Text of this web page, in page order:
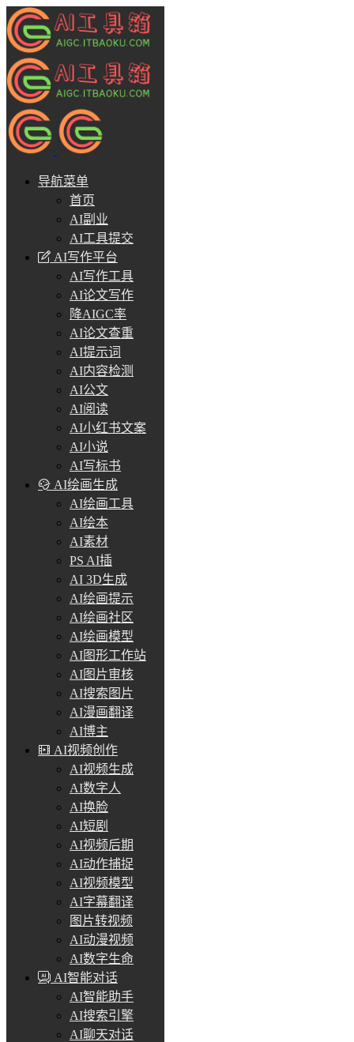
导航菜单
首页
AI副业
AI工具提交
AI写作平台
AI写作工具
AI论文写作
降AIGC率
AI论文查重
AI提示词
AI内容检测
AI公文
AI阅读
AI小红书文案
AI小说
AI写标书
AI绘画生成
AI绘画工具
AI绘本
AI素材
PS AI插
AI 3D生成
AI绘画提示
AI绘画社区
AI绘画模型
AI图形工作站
AI图片审核
AI搜索图片
AI漫画翻译
AI博主
AI视频创作
AI视频生成
AI数字人
AI换脸
AI短剧
AI视频后期
AI动作捕捉
AI视频模型
AI字幕翻译
图片转视频
AI动漫视频
AI数字生命
AI智能对话
AI智能助手
AI搜索引擎
AI聊天对话